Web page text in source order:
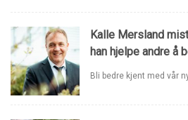
Kalle Mersland
han hjelpe andre å
Bli bedre kjent med vår